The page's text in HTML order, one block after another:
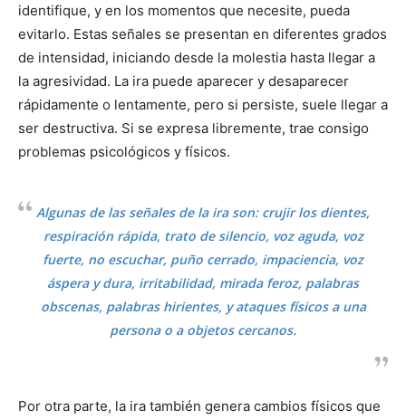
identifique, y en los momentos que necesite, pueda
evitarlo. Estas señales se presentan en diferentes grados
de intensidad, iniciando desde la molestia hasta llegar a
la agresividad. La ira puede aparecer y desaparecer
rápidamente o lentamente, pero si persiste, suele llegar a
ser destructiva. Si se expresa libremente, trae consigo
problemas psicológicos y físicos.
Algunas de las señales de la ira son: crujir los dientes,
respiración rápida, trato de silencio, voz aguda, voz
fuerte, no escuchar, puño cerrado, impaciencia, voz
áspera y dura, irritabilidad, mirada feroz, palabras
obscenas, palabras hirientes, y ataques físicos a una
persona o a objetos cercanos.
Por otra parte, la ira también genera cambios físicos que